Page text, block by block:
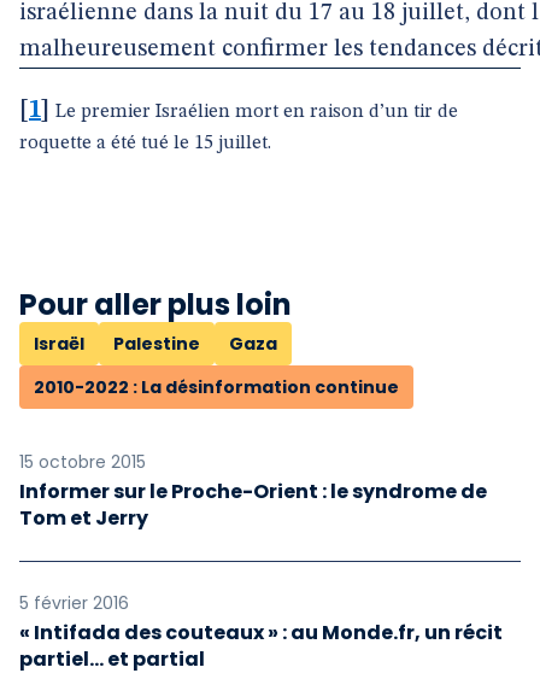
israélienne dans la nuit du 17 au 18 juillet,
malheureusement confirmer les tendances
1
Le premier Israélien mort en raison d’un tir de
roquette a été tué le 15 juillet.
Pour aller plus loin
Israël Palestine
Gaza
2010-2022 : La désinformation continue
15 octobre 2015
Informer sur le Proche-Orient : le syndrome de
Tom et Jerry
5 février 2016
« Intifada des couteaux » : au Monde.fr, un récit
partiel… et partial